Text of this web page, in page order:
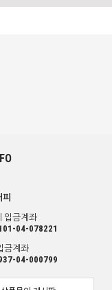
입금계좌
04-078221
금계좌
04-000799